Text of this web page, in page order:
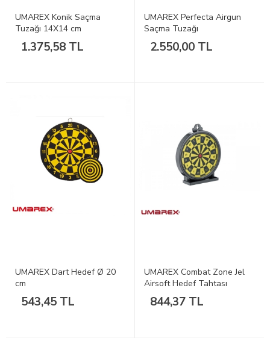
UMAREX Konik Saçma
Tuzağı 14X14 cm
1.375,58 TL
UMAREX Perfecta Airgun
Saçma Tuzağı
2.550,00 TL
UMAREX Dart Hedef Ø 20
cm
543,45 TL
UMAREX Combat Zone Jel
Airsoft Hedef Tahtası
844,37 TL